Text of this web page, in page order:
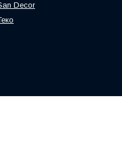
Decor